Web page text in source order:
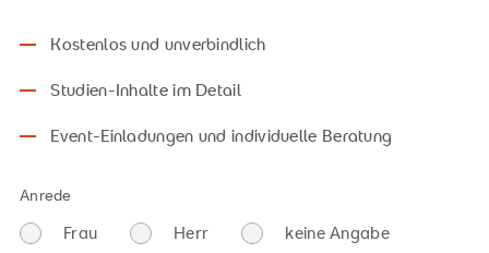
Kostenlos und unverbindlich
Studien-Inhalte im Detail
Event-Einladungen und individuelle Beratung
Anrede
Frau Herr keine Angabe